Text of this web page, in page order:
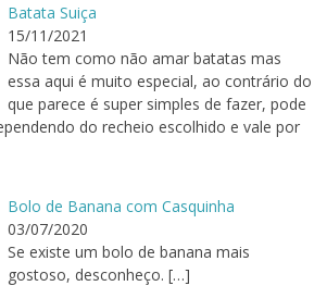
Batata Suiça
15/11/2021
Não tem como não amar batatas mas
essa aqui é muito especial, ao contrário do
que parece é super simples de fazer, pode
do recheio escolhido e vale por
Bolo de Banana com Casquinha
03/07/2020
Se existe um bolo de banana mais
gostoso, desconheço. […]